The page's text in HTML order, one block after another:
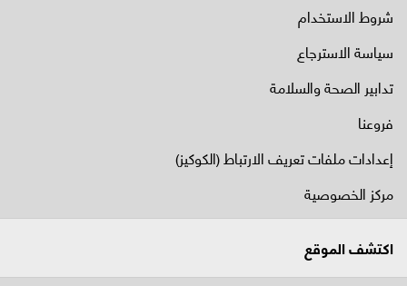
شروط الاستخدام
سياسة الاسترجاع
تدابير الصحة والسلامة
فروعنا
إعدادات ملفات تعريف الارتباط (الكوكيز)
مركز الخصوصية
اكتشف الموقع